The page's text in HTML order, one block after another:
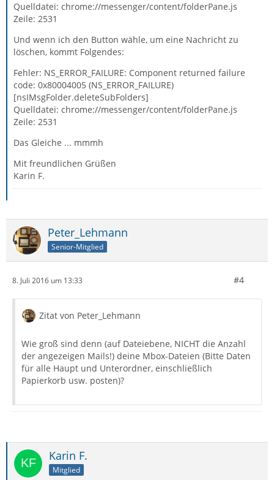
Quelldatei: chrome://messenger/content/folderPane.js
Zeile: 2531
Und wenn ich den Button wähle, um eine Nachricht zu
löschen, kommt Folgendes:
Fehler: NS_ERROR_FAILURE: Component returned failure
code: 0x80004005 (NS_ERROR_FAILURE)
[nsIMsgFolder.deleteSubFolders]
Quelldatei: chrome://messenger/content/folderPane.js
Zeile: 2531
Das Gleiche ... mmmh
Mit freundlichen Grüßen
Karin F.
Peter_Lehmann
Senior-Mitglied
8. Juli 2016 um 13:33 #4
Zitat von Peter_Lehmann
Wie groß sind denn (auf Dateiebene, NICHT die Anzahl
der angezeigen Mails!) deine Mbox-Dateien (Bitte Daten
für alle Haupt und Unterordner, einschließlich
Papierkorb usw. posten)?
Karin F.
Mitglied